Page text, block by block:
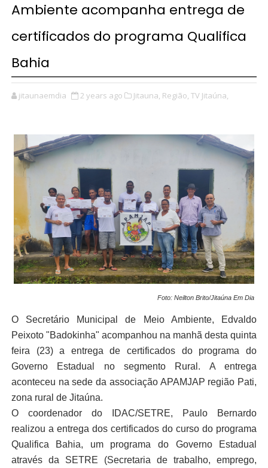
Ambiente acompanha entrega de
certificados do programa Qualifica
Bahia
jitaunaemdia 2 years ago Jitauna, Região, TV Jitaúna,
Foto: Neilton Brito/Jitaúna Em Dia
O Secretário Municipal de Meio Ambiente, Edvaldo
Peixoto "Badokinha" acompanhou na manhã desta quinta
feira (23) a entrega de certificados do programa do
Governo Estadual no segmento Rural. A entrega
aconteceu na sede da associação APAMJAP região Pati,
zona rural de Jitaúna.
O coordenador do IDAC/SETRE, Paulo Bernardo
realizou a entrega dos certificados do curso do programa
Qualifica Bahia, um programa do Governo Estadual
através da SETRE (Secretaria de trabalho, emprego,